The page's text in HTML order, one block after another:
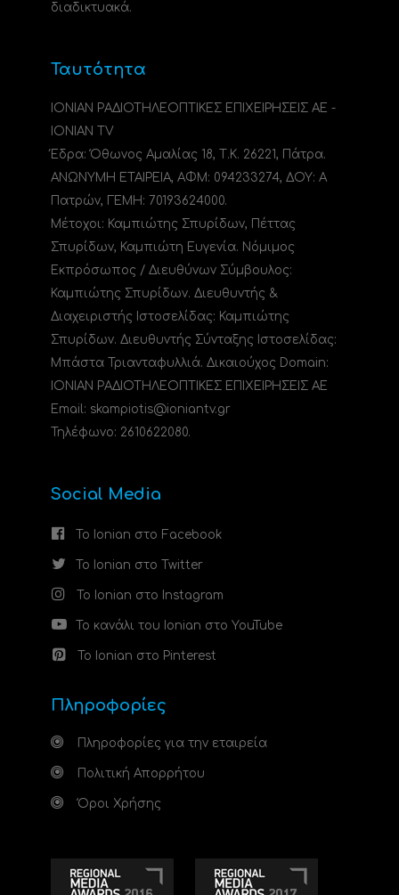
διαδικτυακά.
Ταυτότητα
ΙΟΝΙΑΝ ΡΑΔΙΟΤΗΛΕΟΠΤΙΚΕΣ ΕΠΙΧΕΙΡΗΣΕΙΣ ΑΕ -
IONIAN TV
Έδρα: Όθωνος Αμαλίας 18, Τ.Κ. 26221, Πάτρα.
ΑΝΩΝΥΜΗ ΕΤΑΙΡΕΙΑ, ΑΦΜ: 094233274, ΔΟΥ: A
Πατρών, ΓΕΜΗ: 70193624000.
Μέτοχοι: Καμπιώτης Σπυρίδων, Πέττας
Σπυρίδων, Καμπιώτη Ευγενία. Νόμιμος
Εκπρόσωπος / Διευθύνων Σύμβουλος:
Καμπιώτης Σπυρίδων. Διευθυντής &
Διαχειριστής Ιστοσελίδας: Καμπιώτης
Σπυρίδων. Διευθυντής Σύνταξης Ιστοσελίδας:
Μπάστα Τριανταφυλλιά. Δικαιούχος Domain:
ΙΟΝΙΑΝ ΡΑΔΙΟΤΗΛΕΟΠΤΙΚΕΣ ΕΠΙΧΕΙΡΗΣΕΙΣ ΑΕ
Email: skampiotis@ioniantv.gr
Τηλέφωνο: 2610622080.
Social Media
Το Ionian στο Facebook
Το Ionian στο Twitter
Το Ionian στο Instagram
Το κανάλι του Ionian στο YouTube
Το Ionian στο Pinterest
Πληροφορίες
Πληροφορίες για την εταιρεία
Πολιτική Απορρήτου
Όροι Χρήσης